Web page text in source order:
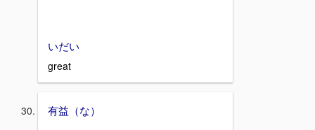
いだい
great
有益（な）